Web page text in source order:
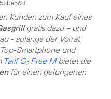
Kunden zum Kauf eines
gratis dazu – und
- solange der Vorrat
Smartphone und
Tarif O2Free Mbietet die
für einen gelungenen